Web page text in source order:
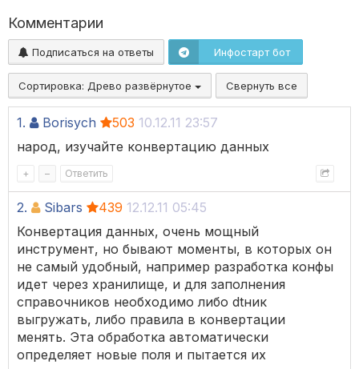
Комментарии
Подписаться на ответы Инфостарт бот
Сортировка: Древо развёрнутое Свернуть все
1. Borisych 503 10.12.11 23:57
народ, изучайте конвертацию данных
+ – Ответить
2. Sibars 439 12.12.11 05:45
Конвертация данных, очень мощный
инструмент, но бывают моменты, в которых он
не самый удобный, например разработка конфы
идет через хранилище, и для заполнения
справочников необходимо либо dtник
выгружать, либо правила в конвертации
менять. Эта обработка автоматически
определяет новые поля и пытается их